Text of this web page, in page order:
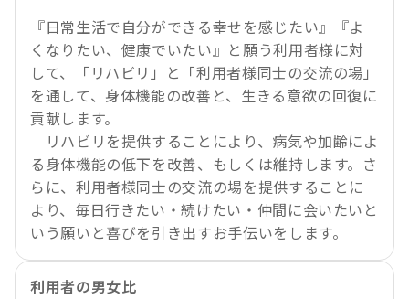
『日常生活で自分ができる幸せを感じたい』『よ
くなりたい、健康でいたい』と願う利用者様に対
して、「リハビリ」と「利用者様同士の交流の場」
を通して、身体機能の改善と、生きる意欲の回復に
貢献します。
リハビリを提供することにより、病気や加齢によ
る身体機能の低下を改善、もしくは維持します。さ
らに、利用者様同士の交流の場を提供することに
より、毎日行きたい・続けたい・仲間に会いたいと
いう願いと喜びを引き出すお手伝いをします。
利用者の男女比